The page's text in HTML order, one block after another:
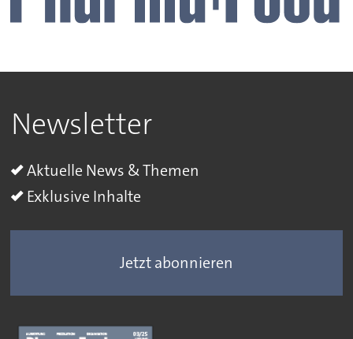
Newsletter
Aktuelle News & Themen
Exklusive Inhalte
Jetzt abonnieren